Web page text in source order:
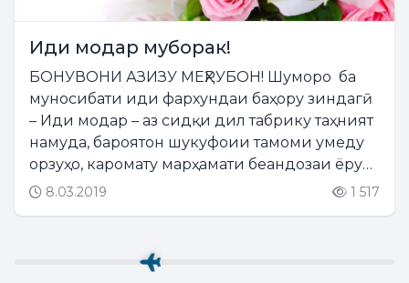
Иди модар муборак!
БОНУВОНИ АЗИЗУ МЕҲРУБОН! Шуморо ба
муносибати иди фархундаи баҳору зиндагӣ
– Иди модар – аз сидқи дил табрику таҳният
намуда, бароятон шукуфоии тамоми умеду
орзуҳо, каромату марҳамати беандозаи ёру
ақрабо, армоншиканиҳои пайваста, саъодату
8.03.2019 1 517